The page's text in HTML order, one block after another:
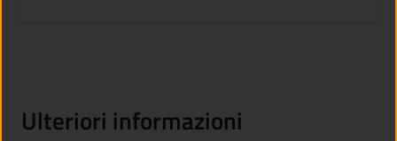
Ulteriori informazioni